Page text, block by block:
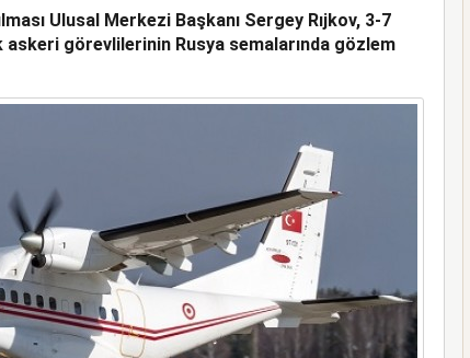
MEZUNİYETİ
Ulusal Merkezi Başkanı Sergey Rıjkov, 3-7
görevlilerinin Rusya semalarında gözlem